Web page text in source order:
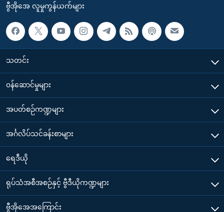
ဗွီအိုအေ လူမှုကွန်ယက်များ
သတင်း
၀န်ဆောင်မှုများ
အပတ်စဉ်ကဏ္ဍများ
အင်္ဂလိပ်သင်ခန်းစာများ
ရေဒီယို
ရုပ်သံအစီအစဉ်နှင့် ဗွီဒီယိုကဏ္ဍများ
ဗွီအိုအေအကြောင်း